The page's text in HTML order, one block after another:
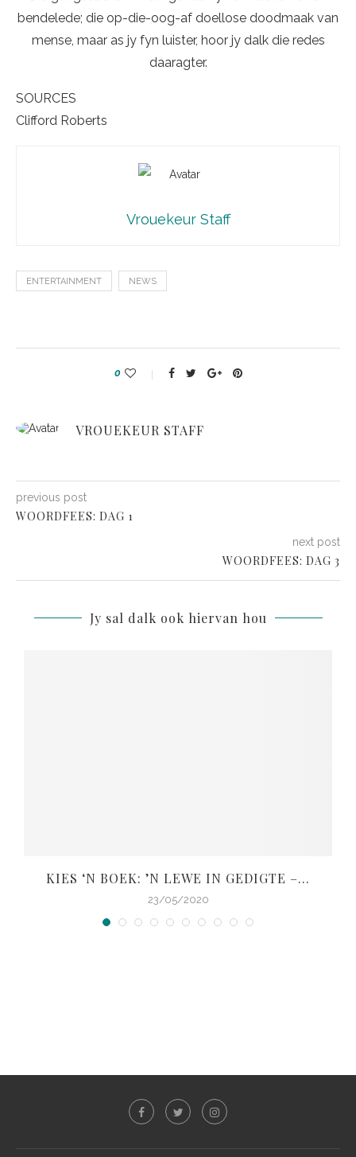
bendelede; die op-die-oog-af doellose doodmaak van
mense, maar as jy fyn luister, hoor jy dalk die redes
daaragter.
SOURCES
Clifford Roberts
Vrouekeur Staff
ENTERTAINMENT NEWS
0
VROUEKEUR STAFF
previous post
WOORDFEES: DAG 1
next post
WOORDFEES: DAG 3
Jy sal dalk ook hiervan hou
KIES ‘N BOEK: ’N LEWE IN GEDIGTE –...
23/05/2020